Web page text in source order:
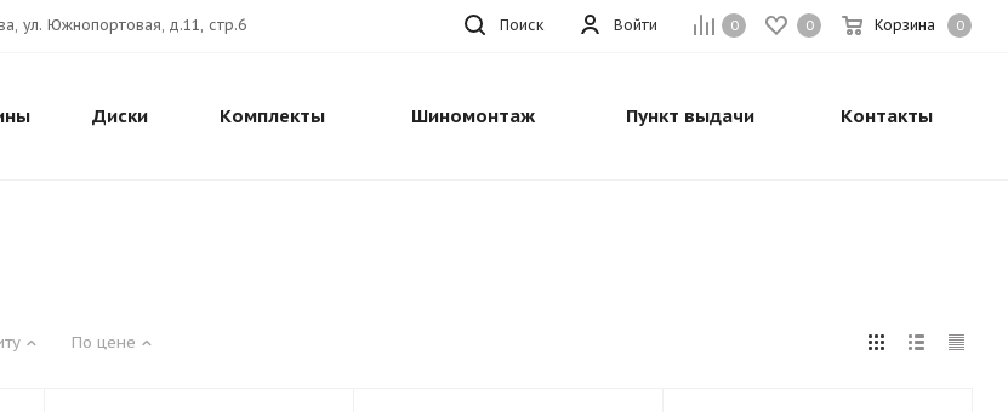
0 0 Корзина 0
Войти
ул. Южнопортовая, д.11, стр.6 Поиск
Диски Комплекты Шиномонтаж Пункт выдачи Контакты
По цене